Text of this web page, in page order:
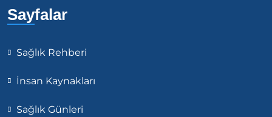
Sayfalar
Sağlık Rehberi
İnsan Kaynakları
Sağlık Günleri